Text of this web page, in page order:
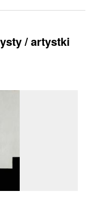
/ artystki